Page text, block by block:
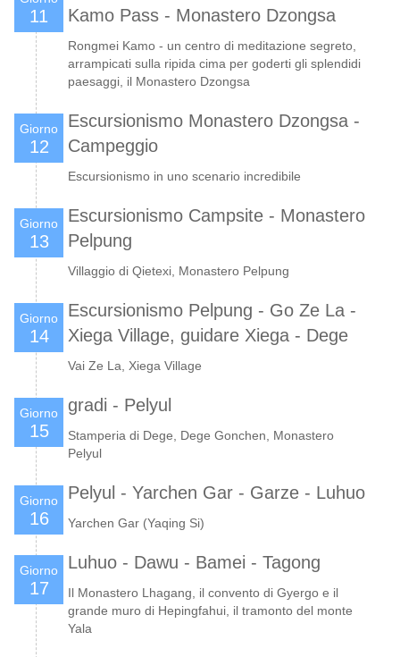
11
Kamo Pass - Monastero Dzongsa
Rongmei Kamo - un centro di meditazione segreto,
arrampicati sulla ripida cima per goderti gli splendidi
paesaggi, il Monastero Dzongsa
Giorno
12
Escursionismo Monastero Dzongsa -
Campeggio
Escursionismo in uno scenario incredibile
Giorno
13
Escursionismo Campsite - Monastero
Pelpung
Villaggio di Qietexi, Monastero Pelpung
Giorno
14
Escursionismo Pelpung - Go Ze La -
Xiega Village, guidare Xiega - Dege
Vai Ze La, Xiega Village
Giorno
15
gradi - Pelyul
Stamperia di Dege, Dege Gonchen, Monastero
Pelyul
Giorno
16
Pelyul - Yarchen Gar - Garze - Luhuo
Yarchen Gar (Yaqing Si)
Giorno
17
Luhuo - Dawu - Bamei - Tagong
Il Monastero Lhagang, il convento di Gyergo e il
grande muro di Hepingfahui, il tramonto del monte
Yala